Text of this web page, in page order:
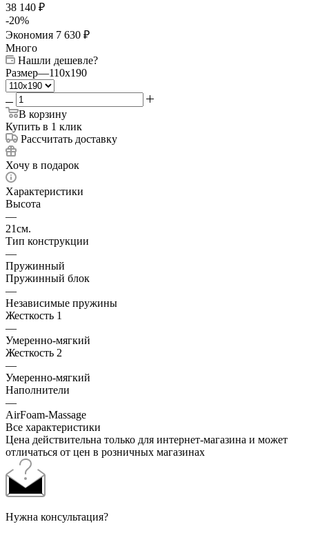
38 140 ₽
-20%
Экономия 7 630 ₽
Много
Нашли дешевле?
Размер—110x190
В корзину
Купить в 1 клик
Рассчитать доставку
Хочу в подарок
Характеристики
Высота
—
21см.
Тип конструкции
—
Пружинный
Пружинный блок
—
Независимые пружины
Жесткость 1
—
Умеренно-мягкий
Жесткость 2
—
Умеренно-мягкий
Наполнители
—
AirFoam-Massage
Все характеристики
Цена действительна только для интернет-магазина и может
отличаться от цен в розничных магазинах
Нужна консультация?